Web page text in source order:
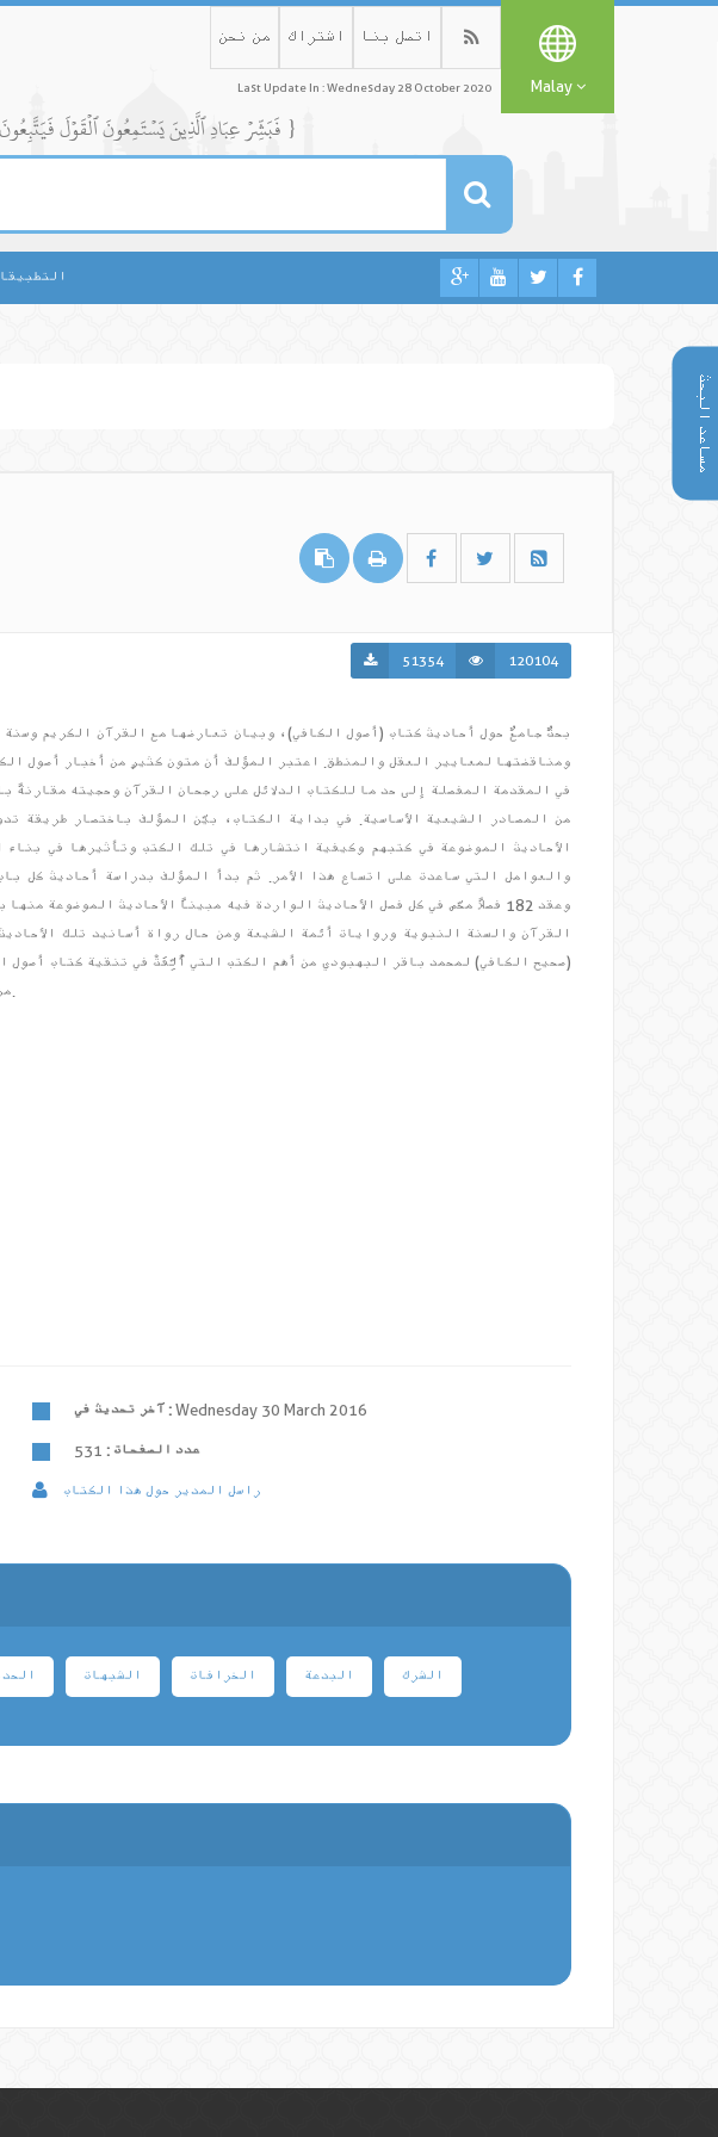
مساعد البحث
من نحن اشتراك اتصل بنا
Last Update In : Wednesday 28 October 2020 Malay
{ فَبَشِّرۡ عِبَادِ ٱلَّذِينَ يَسۡتَمِعُونَ ٱلۡقَوۡلَ فَيَتَّبِعُونَ أَحۡسَنَهُۥٓۚ أُوْلَٰٓئِكَ ٱلَّذِينَ هَدَىٰهُمُ ٱللَّهُۖ وَأُوْلَٰٓئِكَ هُمۡ أُوْلُواْ ٱلۡأَلۡبَٰبِ }
51354 120104
بحثٌ جامعٌ حول أحاديث كتاب (أصول الكافي)، وبيان تعارضها مع القرآن الكريم وسنة
ومناقضتها لمعايير العقل والمنطق. اعتبر المؤلف أن متون كثيرٍ من أخبار أصول
في المقدمة المفصلة إلى حد ما للكتاب الدلائل على رجحان القرآن وحجيته مقارنةً
من المصادر الشيعية الأساسية. في بداية الكتاب، بيّن المؤلف باختصار طريقة
الأحاديث الموضوعة في كتبهم وكيفية انتشارها في تلك الكتب وتأثيرها في
والعوامل التي ساعدت على اتساع هذا الأمر. ثم بدأ المؤلف بدراسة أحاديث كل
وعقد 182 فصلاً محّص في كل فصل الأحاديث الواردة فيه مبيناً الأحاديث الموضوعة
القرآن والسنة النبوية وروايات أئمة الشيعة ومن حال رواة أسانيد تلك
(صحيح الكافي) لمحمد باقر البهبودي من أهم الكتب التي أُلِّفَتْ في تنقية كتاب أصول
من الأخبار الموضوعة وغير الصحيحة.
آخر تحديث في : Wednesday 30 March 2016
عدد الصفحات :531
راسل المدير حول هذا الكتاب
الشبهات الخرافات البدعة الشرك